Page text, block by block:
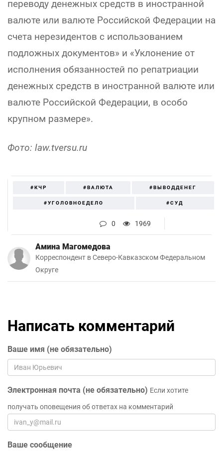
переводу денежных средств в иностранной
валюте или валюте Российской Федерации на
счета нерезидентов с использованием
подложных документов» и «Уклонение от
исполнения обязанностей по репатриации
денежных средств в иностранной валюте или
валюте Российской Федерации, в особо
крупном размере».
Фото: law.tversu.ru
#КЧР #ВАЛЮТА #ВЫВОДДЕНЕГ
#УГОЛОВНОЕДЕЛО #СУД
0 1969
Амина Магомедова
Корреспондент в Северо-Кавказском Федеральном
Округе
Написать комментарий
Ваше имя (не обязательно)
Электронная почта (не обязательно) Если хотите
получать оповещения об ответах на комментарий
Ваше сообщение